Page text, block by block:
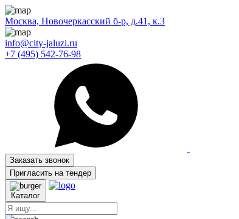
Москва, Новочеркасский б-р, д.41, к.3
info@city-jaluzi.ru
+7 (495) 542-76-98
Заказать звонок
Пригласить на тендер
Каталог